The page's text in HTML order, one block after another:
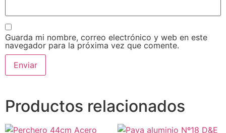
Guarda mi nombre, correo electrónico y web en este
navegador para la próxima vez que comente.
Productos relacionados